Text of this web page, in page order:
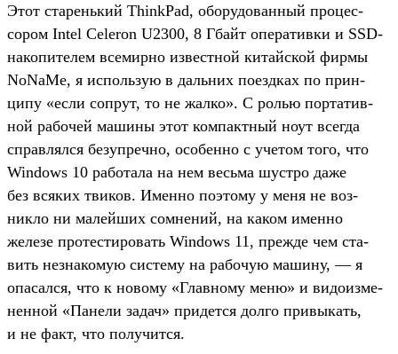
Этот ста­рень­кий ThinkPad, обо­рудо­ван­ный про­цес­
сором Intel Celeron U2300, 8 Гбайт опе­ратив­ки и SSD-
накопи­телем все­мир­но извес­тной китай­ской фир­мы
NoNaMe, я исполь­зую в даль­них поез­дках по прин­
ципу «если соп­рут, то не жал­ко». С ролью пор­татив­
ной рабочей машины этот ком­пак­тный ноут всег­да
справ­лялся безуп­речно, осо­бен­но с уче­том того, что
Windows 10 работа­ла на нем весь­ма шус­тро даже
без вся­ких тви­ков. Имен­но поэто­му у меня не воз­
никло ни малей­ших сом­нений, на каком имен­но
железе про­тес­тировать Windows 11, преж­де чем ста­
вить нез­накомую сис­тему на рабочую машину, — я
опа­сал­ся, что к новому «Глав­ному меню» и видо­изме­
нен­ной «Панели задач» при­дет­ся дол­го при­выкать,
и не факт, что получит­ся.